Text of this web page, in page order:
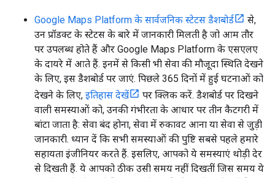
Google Maps Platform के सार्वजनिक स्टेटस डैशबोर्ड
से,
उन प्रॉडक्ट के स्टेटस के बारे में जानकारी मिलती है जो आम तौर
पर उपलब्ध होते हैं और Google Maps Platform के एसएलए
के दायरे में आते हैं. इनमें से किसी भी सेवा की मौजूदा स्थिति देखने
के लिए, इस डैशबोर्ड पर जाएं. पिछले 365 दिनों में हुई घटनाओं को
देखने के लिए, इतिहास देखें
पर क्लिक करें. डैशबोर्ड पर दिखने
वाली समस्याओं को, उनकी गंभीरता के आधार पर तीन कैटगरी में
बांटा जाता है: सेवा बंद होना, सेवा में रुकावट आना या सेवा से जुड़ी
जानकारी. ध्यान दें कि सभी समस्याओं की पुष्टि सबसे पहले हमारे
सहायता इंजीनियर करते हैं. इसलिए, आपको ये समस्याएं थोड़ी देर
से दिखती हैं. ये आपको ठीक उसी समय नहीं दिखतीं जिस समय ये